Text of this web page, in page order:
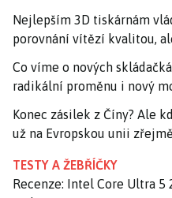
Nejlepším 3D tiskárnám
porovnání vítězí kvalitou,
Co víme o nových
radikální proměnu i nový
Konec zásilek z Číny? Ale
už na Evropskou unii
TESTY A ŽEBŘÍČKY
Recenze: Intel Core Ultra 5